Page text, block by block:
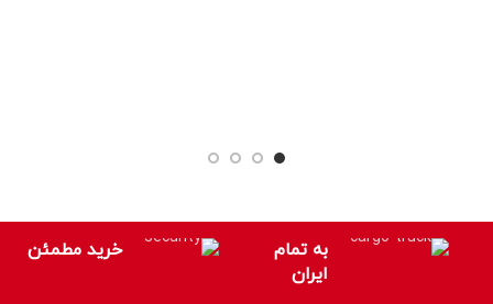
به تمام
ایران
خرید مطمئن